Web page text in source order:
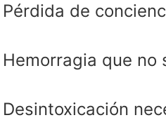
Pérdida de
Hemorragia que no
Desintoxicación